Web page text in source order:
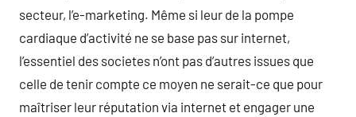
secteur, l’e-marketing. Même si leur de la pompe
cardiaque d’activité ne se base pas sur internet,
l’essentiel des societes n’ont pas d’autres issues que
celle de tenir compte ce moyen ne serait-ce que pour
maîtriser leur réputation via internet et engager une